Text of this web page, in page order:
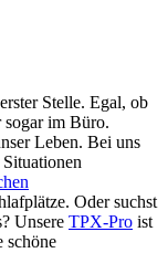
Stelle. Egal, ob
im Büro.
Leben. Bei uns
Oder suchst
Unsere TPX-Pro ist
schöne